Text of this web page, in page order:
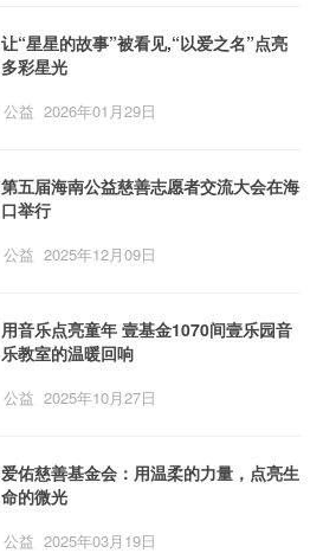
让“星星的故事”被看见,“以爱之名”点亮
多彩星光
公益 2026年01月29日
第五届海南公益慈善志愿者交流大会在海
口举行
公益 2025年12月09日
用音乐点亮童年 壹基金1070间壹乐园音
乐教室的温暖回响
公益 2025年10月27日
爱佑慈善基金会：用温柔的力量，点亮生
命的微光
公益 2025年03月19日